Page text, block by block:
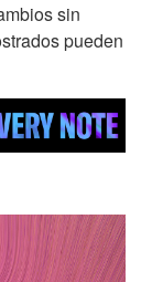
sin
pueden